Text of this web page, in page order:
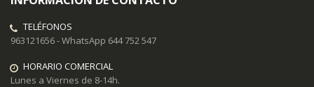
TELÉFONOS
963121656 - WhatsApp 644 752 547
HORARIO COMERCIAL
Lunes a Viernes de 8-14h.